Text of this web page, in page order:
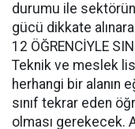
durumu ile
gücü dikkate
12 ÖĞRENCİYLE
Teknik ve meslek
herhangi bir alanın
sınıf tekrar eden
olması gerekecek.